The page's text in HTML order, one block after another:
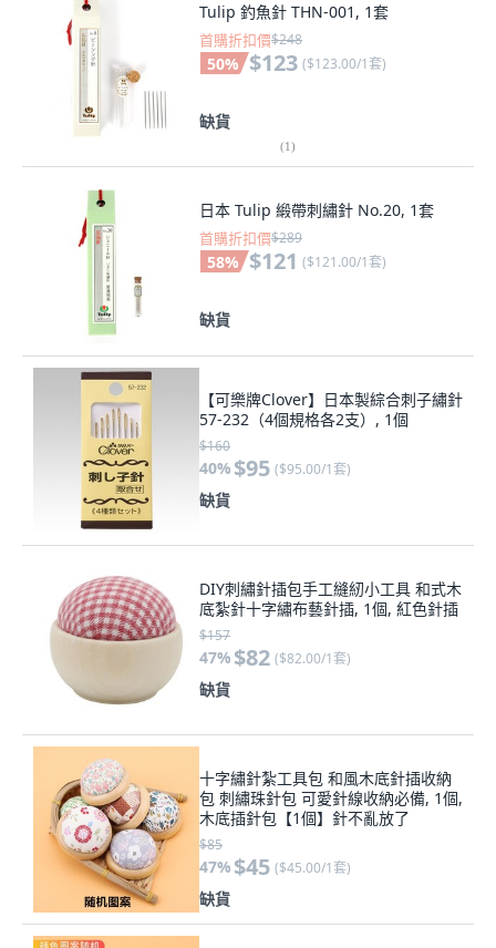
Tulip 釣魚針 THN-001, 1套
首購折扣價$248
50% $123 ($123.00/1套)
缺貨
(1)
日本 Tulip 緞帶刺繡針 No.20, 1套
首購折扣價$289
58% $121 ($121.00/1套)
缺貨
【可樂牌Clover】日本製綜合刺子繡針
57-232（4個規格各2支）, 1個
$160
40% $95 ($95.00/1套)
缺貨
DIY刺繡針插包手工縫紉小工具 和式木
底紮針十字繡布藝針插, 1個, 紅色針插
$157
47% $82 ($82.00/1套)
缺貨
十字繡針紮工具包 和風木底針插收納
包 刺繡珠針包 可愛針線收納必備, 1個,
木底插針包【1個】針不亂放了
$85
47% $45 ($45.00/1套)
缺貨